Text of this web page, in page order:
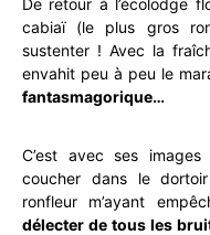
cabiaï (le plus gros
sustenter ! Avec la
envahit peu à peu le
fantasmagorique…
C’est avec ses
coucher dans le
ronfleur m’ayant
délecter de tous les